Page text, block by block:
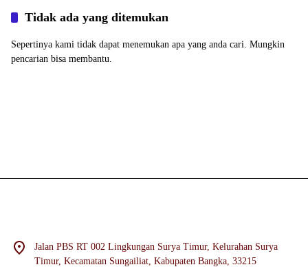
Tidak ada yang ditemukan
Sepertinya kami tidak dapat menemukan apa yang anda cari. Mungkin
pencarian bisa membantu.
Jalan PBS RT 002 Lingkungan Surya Timur, Kelurahan Surya
Timur, Kecamatan Sungailiat, Kabupaten Bangka, 33215